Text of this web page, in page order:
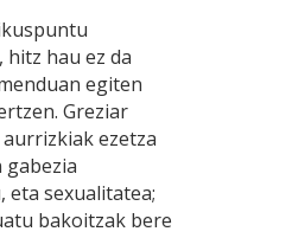
hau ez da
egiten
Greziar
ezetza
gabezia
eta sexualitatea;
bakoitzak bere